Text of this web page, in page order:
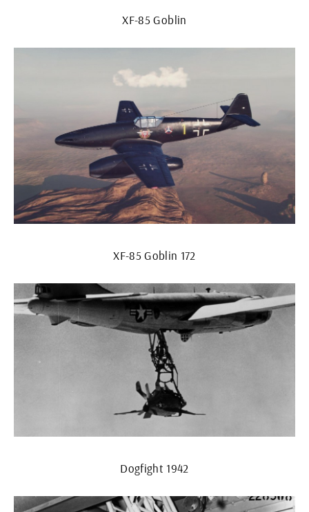
XF-85 Goblin
XF-85 Goblin 172
Dogfight 1942